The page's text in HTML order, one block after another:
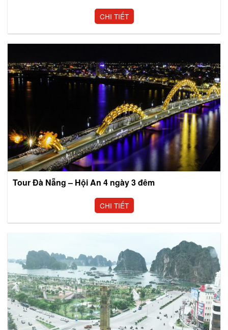
CHI TIẾT
Tour Đà Nẵng – Hội An 4 ngày 3 đêm
CHI TIẾT